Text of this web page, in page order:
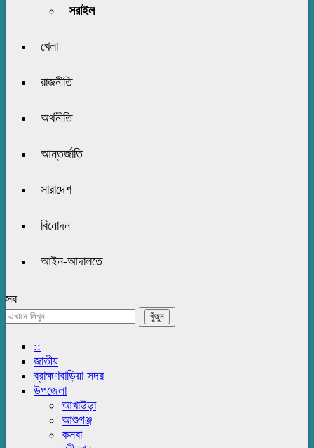
সরাইল
খেলা
রাজনীতি
অর্থনীতি
আন্তর্জাতি
সারাদেশ
বিনোদন
আইন-আদালতে
সব
::
জাতীয়
ব্রাহ্মণবাড়িয়া সদর
উপজেলা
আখাউড়া
আশুগঞ্জ
কসবা